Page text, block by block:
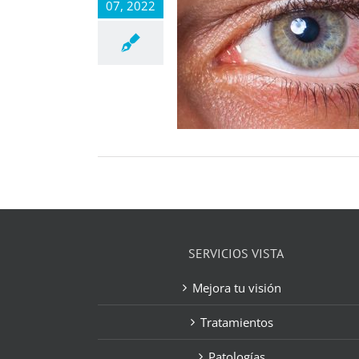
07, 2022
SERVICIOS VISTA
Mejora tu visión
Tratamientos